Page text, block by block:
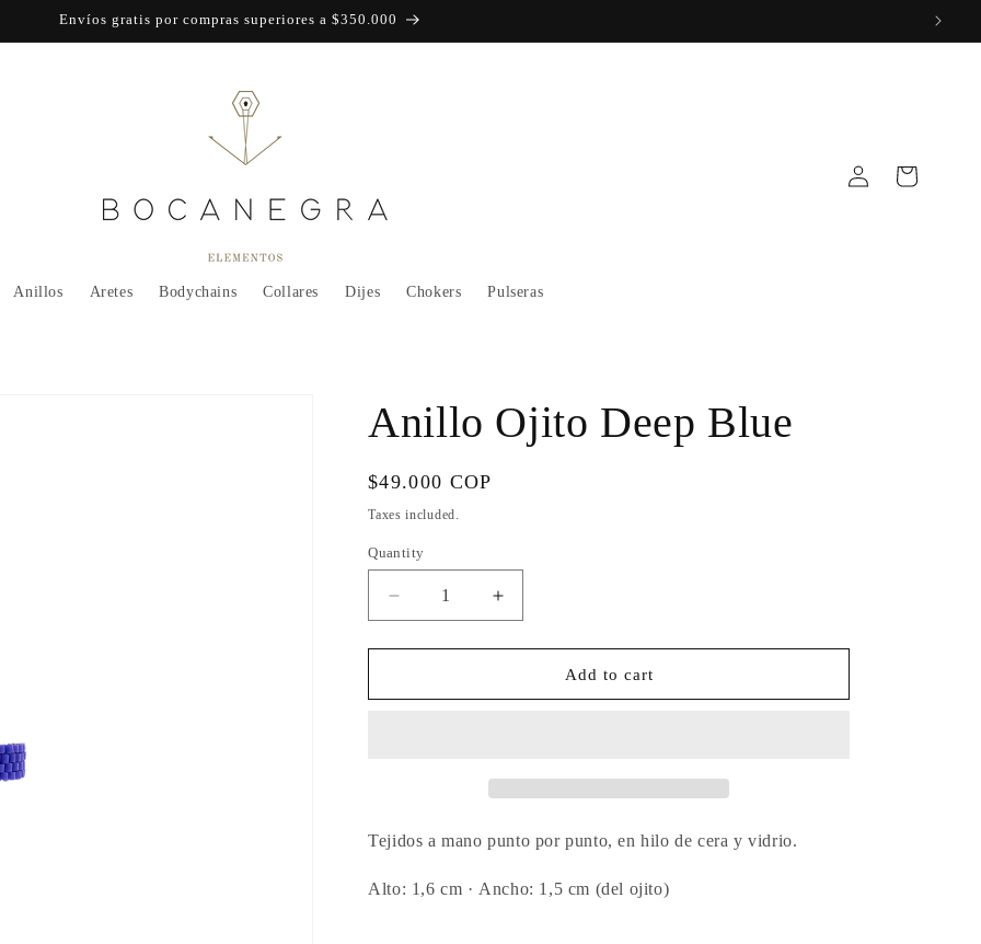
Envíos gratis por compras superiores a $350.000
Anillos Aretes Bodychains Collares Dijes Chokers Pulseras
in
Cart
Anillo Ojito Deep Blue
Regular
price
$49.000 COP
Taxes included.
Quantity
Quantity
Decrease
quantity
for
Ojito
Increase
quantity
for
Ojito
Add to cart
Tejidos a mano punto por punto, en hilo de cera y vidrio.
Alto: 1,6 cm · Ancho: 1,5 cm (del ojito)